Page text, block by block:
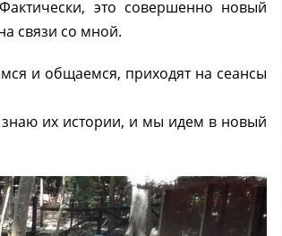
это совершенно новый
связи со мной.
и общаемся, приходят на сеансы
их истории, и мы идем в новый